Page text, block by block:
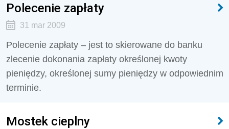
Polecenie zapłaty
31 mar 2009
Polecenie zapłaty – jest to skierowane do banku
zlecenie dokonania zapłaty określonej kwoty
pieniędzy, określonej sumy pieniędzy w odpowiednim
terminie.
Mostek cieplny